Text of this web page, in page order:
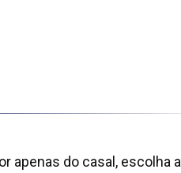
apenas do casal, escolha a